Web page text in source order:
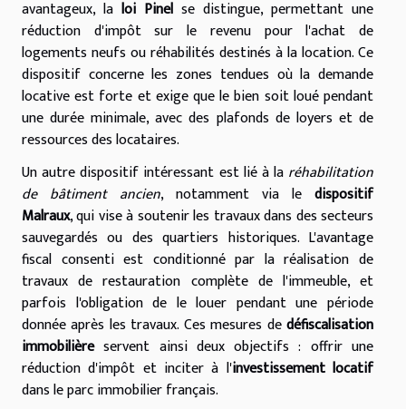
avantageux, la loi Pinel se distingue, permettant une
réduction d'impôt sur le revenu pour l'achat de
logements neufs ou réhabilités destinés à la location. Ce
dispositif concerne les zones tendues où la demande
locative est forte et exige que le bien soit loué pendant
une durée minimale, avec des plafonds de loyers et de
ressources des locataires.
Un autre dispositif intéressant est lié à la réhabilitation
de bâtiment ancien, notamment via le dispositif
Malraux, qui vise à soutenir les travaux dans des secteurs
sauvegardés ou des quartiers historiques. L'avantage
fiscal consenti est conditionné par la réalisation de
travaux de restauration complète de l'immeuble, et
parfois l'obligation de le louer pendant une période
donnée après les travaux. Ces mesures dedéfiscalisation
immobilièreservent ainsi deux objectifs : offrir une
réduction d'impôt et inciter à l'investissement locatif
dans le parc immobilier français.